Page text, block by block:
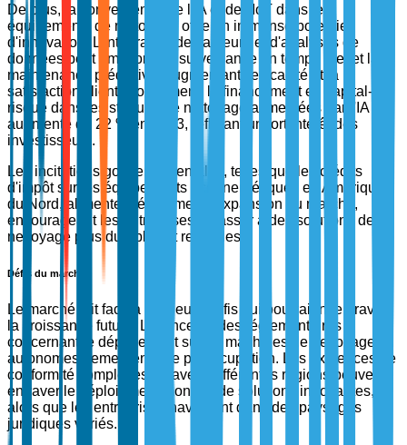
De plus, la convergence de l'IA et de l'IoT dans les
équipements de nettoyage offre un immense potentiel
d'innovation. L'intégration de capteurs et d'analyses de
données peut améliorer la surveillance en temps réel et la
maintenance prédictive, augmentant l'efficacité et la
satisfaction client. Notamment, le financement en capital-
risque dans les startups de nettoyage alimentées par l'IA a
augmenté de 22 % en 2023, reflétant un fort intérêt des
investisseurs.
Les incitations gouvernementales, telles que les crédits
d'impôt sur les équipements écoénergétiques en Amérique
du Nord, alimentent également l'expansion du marché,
encourageant les entreprises à passer à des solutions de
nettoyage plus durables et rentables.
Défis du marché
Le marché fait face à plusieurs défis qui pourraient entraver
la croissance future. Les incertitudes réglementaires
concernant le déploiement sûr de machines de nettoyage
autonomes demeurent une préoccupation. Les exigences de
conformité complexes à travers différentes régions peuvent
entraver le déploiement mondial de solutions innovantes,
alors que les entreprises naviguent dans des paysages
juridiques variés.